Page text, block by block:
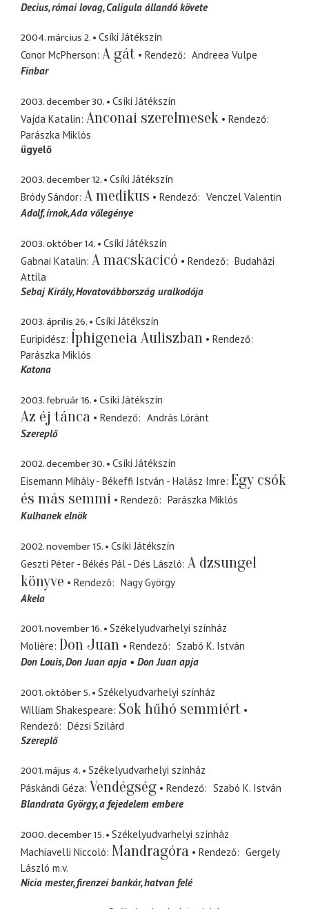
Decius római lovag, Caligula állandó követe
2004. március 2.
Csíki Játékszín
Conor McPherson A gát Rendező
Andreea Vulpe
Finbar
2003. december 30.
Csíki Játékszín
Vajda Katalin Anconai szerelmesek
Rendező
Parászka Miklós
ügyelő
2003. december 12.
Csíki Játékszín
Bródy Sándor A medikus Rendező
Venczel Valentin
Adolf írnok, Ada vőlegénye
2003. október 14.
Csíki Játékszín
Gabnai Katalin A macskacicó Rendező
Budaházi
Attila
Sebaj Király Hovatovábbország uralkodója
2003. április 26.
Csíki Játékszín
Euripidész Íphigeneia Auliszban
Rendező
Parászka Miklós
Katona
2003. február 16. Csíki Játékszín
Az éj tánca Rendező
András Lóránt
Szereplő
2002. december 30.
Csíki Játékszín
Eisemann Mihály - Békeffi István - Halász Imre Egy csók
és más semmi
Rendező
Parászka Miklós
Kulhanek elnök
2002. november 15.
Csíki Játékszín
Geszti Péter - Békés Pál - Dés László A dzsungel
könyve
Rendező
Nagy György
Akela
2001. november 16.
Székelyudvarhelyi színház
Molière Don Juan Rendező
Szabó K. István
Don Louis Don Juan apja Don Juan apja
2001. október 5.
Székelyudvarhelyi színház
William Shakespeare Sok hűhó semmiért
Rendező
Dézsi Szilárd
Szereplő
2001. május 4.
Székelyudvarhelyi színház
Páskándi Géza Vendégség Rendező
Szabó K. István
Blandrata György a fejedelem embere
2000. december 15.
Székelyudvarhelyi színház
Machiavelli Niccoló Mandragóra Rendező
Gergely
László m.v.
Nicia mester firenzei bankár, hatvan felé